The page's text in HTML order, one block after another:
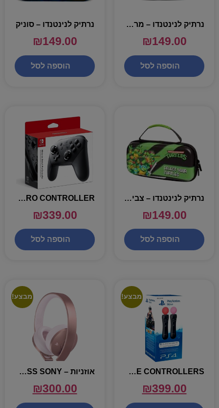
נרתיק לנינטנדו – מריו MARIO KART
₪149.00
הוספה לסל
נרתיק לנינטנדו – סוניק
₪149.00
הוספה לסל
נרתיק לנינטנדו – צבי הנינגה
₪149.00
הוספה לסל
NINTENDO SWITCH – PRO CONTROLLER
₪339.00
הוספה לסל
מבצע!
PS4 MOVE CONTROLLERS – שלטי תנועה לPS VR
₪399.00
מבצע!
אוזניות – GOLD WIRELESS SONY
₪300.00